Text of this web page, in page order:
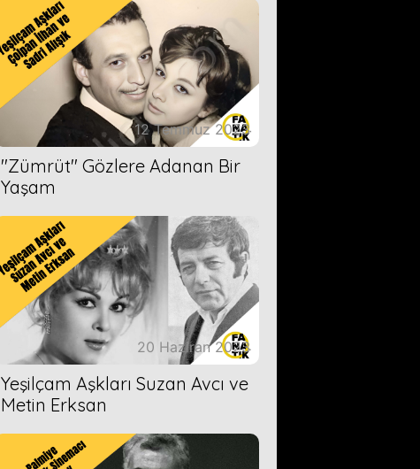
ÖNERİMİZ
12 Temmuz 2023
''Zümrüt'' Gözlere Adanan Bir
Yaşam
20 Haziran 2023
Yeşilçam Aşkları Suzan Avcı ve
Metin Erksan